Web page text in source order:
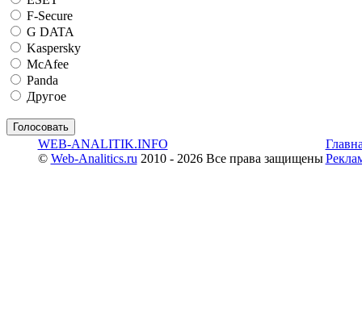
F-Secure
G DATA
Kaspersky
McAfee
Panda
Другое
WEB-ANALITIK.INFO
© Web-Analitics.ru 2010 - 2026 Все права защищены